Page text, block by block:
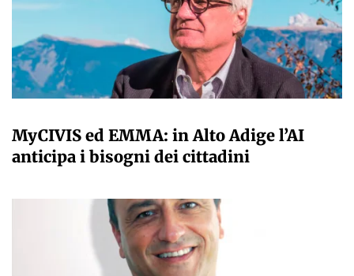
MyCIVIS ed EMMA: in Alto Adige l’AI
anticipa i bisogni dei cittadini